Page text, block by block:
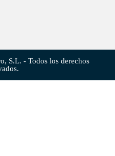
S.L. - Todos los derechos